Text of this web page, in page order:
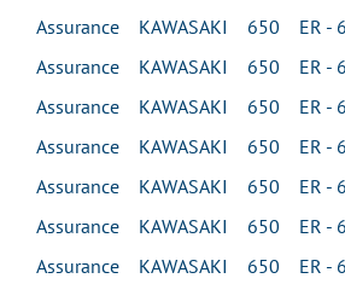
Assurance KAWASAKI 650 ER - 6
Assurance KAWASAKI 650 ER - 6
Assurance KAWASAKI 650 ER - 6
Assurance KAWASAKI 650 ER - 6
Assurance KAWASAKI 650 ER - 6
Assurance KAWASAKI 650 ER -
Assurance KAWASAKI 650 ER -